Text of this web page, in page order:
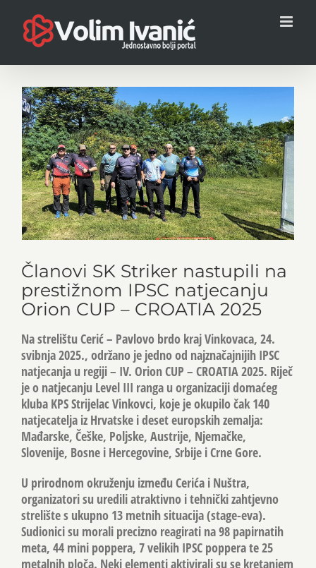
content
View
Larger
Image
Članovi SK Striker nastupili na
prestižnom IPSC natjecanju
Orion CUP – CROATIA 2025
Na strelištu Cerić – Pavlovo brdo kraj Vinkovaca, 24.
svibnja 2025., održano je jedno od najznačajnijih IPSC
natjecanja u regiji – IV. Orion CUP – CROATIA 2025. Riječ
je o natjecanju Level III ranga u organizaciji domaćeg
kluba KPS Strijelac Vinkovci, koje je okupilo čak140
natjecatelja iz Hrvatske i deset europskih zemalja:
Mađarske, Češke, Poljske, Austrije, Njemačke,
Slovenije, Bosne i Hercegovine, Srbije i Crne Gore.
U prirodnom okruženju između Cerića i Nuštra,
organizatori su uredili atraktivno i tehnički zahtjevno
strelište s ukupno 13 metnih situacija (stage-eva).
Sudionici su morali precizno reagirati na98 papirnatih
meta, 44 mini poppera, 7 velikih IPSC popperate25
metalnih ploča. Neki elementi aktivirali su se kretanjem